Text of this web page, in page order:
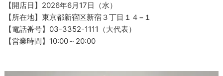
【開店日】2026年6月17日（水）
【所在地】東京都新宿区新宿３丁目１４−１
【電話番号】03-3352-1111（大代表）
【営業時間】10:00～20:00